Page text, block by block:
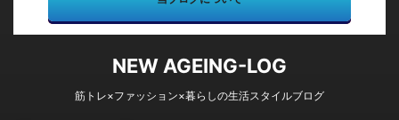
NEW AGEING-LOG
筋トレ×ファッション×暮らしの生活スタイルブログ